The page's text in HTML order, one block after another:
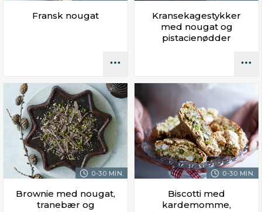
Fransk nougat
Kransekagestykker
med nougat og
pistacienødder
0-30 MIN.
Brownie med nougat,
tranebær og
0-30 MIN.
Biscotti med
kardemomme,